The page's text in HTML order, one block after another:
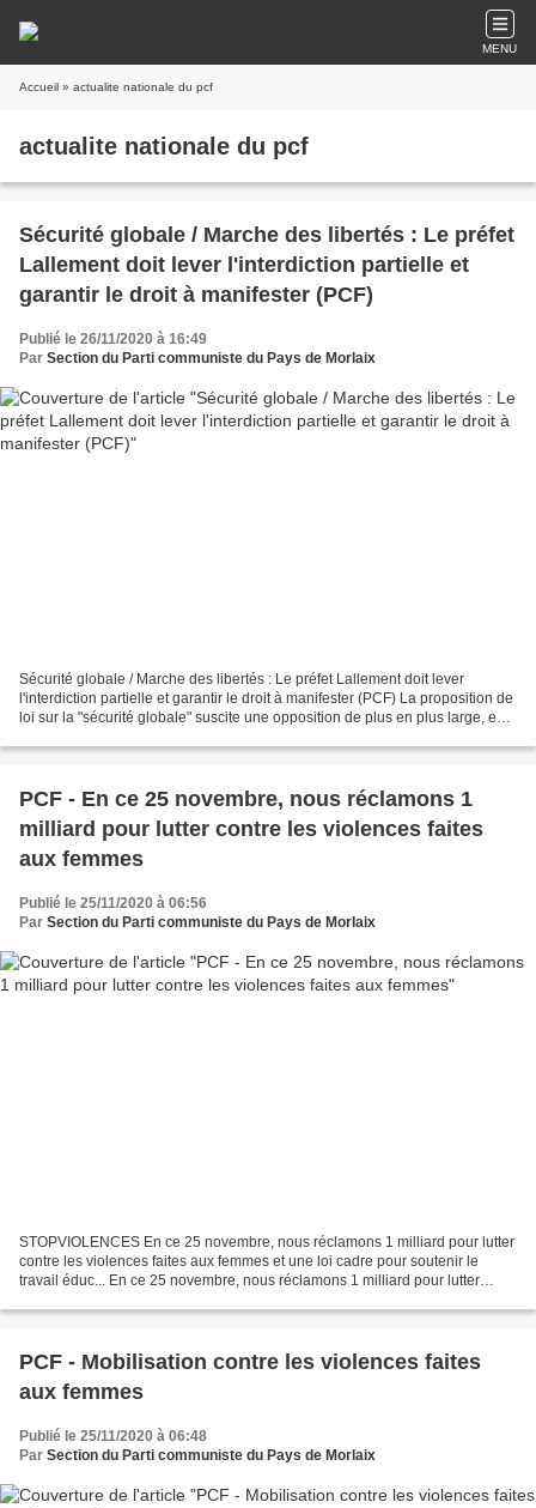
MENU
Accueil » actualite nationale du pcf
actualite nationale du pcf
Sécurité globale / Marche des libertés : Le préfet
Lallement doit lever l'interdiction partielle et
garantir le droit à manifester (PCF)
Publié le 26/11/2020 à 16:49
Par Section du Parti communiste du Pays de Morlaix
Sécurité globale / Marche des libertés : Le préfet Lallement doit lever
l'interdiction partielle et garantir le droit à manifester (PCF) La proposition de
loi sur la "sécurité globale" suscite une opposition de plus en plus large, en
PCF - En ce 25 novembre, nous réclamons 1
milliard pour lutter contre les violences faites
aux femmes
Publié le 25/11/2020 à 06:56
Par Section du Parti communiste du Pays de Morlaix
STOPVIOLENCES En ce 25 novembre, nous réclamons 1 milliard pour lutter
contre les violences faites aux femmes et une loi cadre pour soutenir le
travail éduc... En ce 25 novembre, nous réclamons 1 milliard pour lutter
PCF - Mobilisation contre les violences faites
aux femmes
Publié le 25/11/2020 à 06:48
Par Section du Parti communiste du Pays de Morlaix